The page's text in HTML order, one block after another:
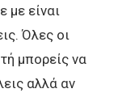
με είναι
Όλες οι
μπορείς να
αλλά αν